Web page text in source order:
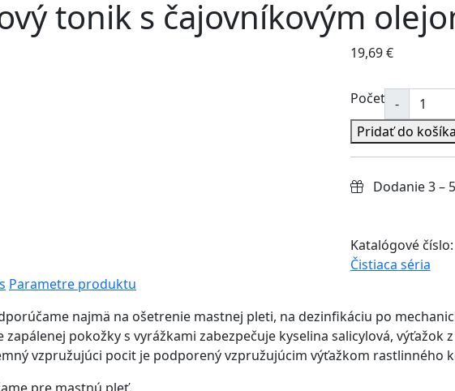
tonik s čajovníkovým
19,69€
Počet
Pridať do košíka
Dodanie 3 –
Katalógové číslo:
Čistiaca séria
Parametre produktu
najmä na ošetrenie mastnej pleti, na dezinfikáciu po
zapálenej pokožky s vyrážkami zabezpečuje kyselina salicylová, výťažok
vzpružujúci pocit je podporený vzpružujúcim výťažkom rastlinného